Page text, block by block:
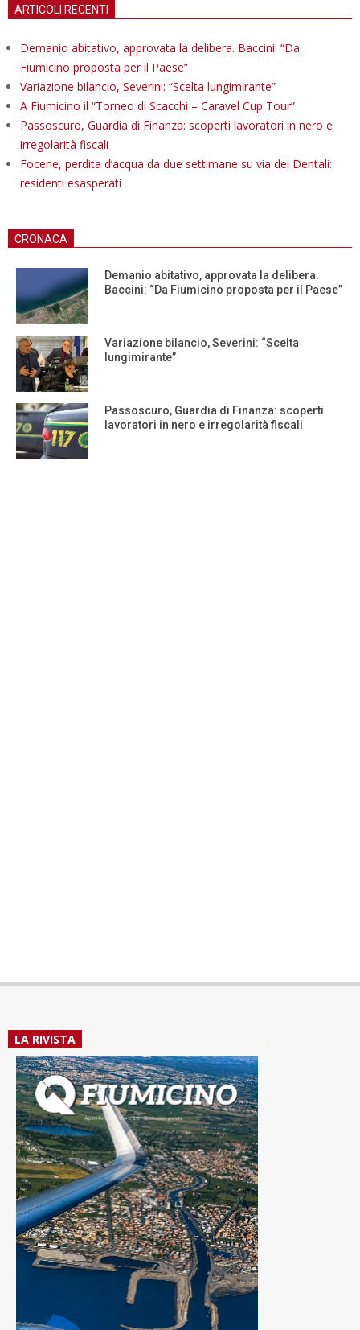
ARTICOLI RECENTI
Demanio abitativo, approvata la delibera. Baccini: “Da
Fiumicino proposta per il Paese”
Variazione bilancio, Severini: “Scelta lungimirante”
A Fiumicino il “Torneo di Scacchi – Caravel Cup Tour”
Passoscuro, Guardia di Finanza: scoperti lavoratori in nero e
irregolarità fiscali
Focene, perdita d’acqua da due settimane su via dei Dentali:
residenti esasperati
CRONACA
Demanio abitativo, approvata la delibera.
Baccini: “Da Fiumicino proposta per il Paese”
Variazione bilancio, Severini: “Scelta
lungimirante”
Passoscuro, Guardia di Finanza: scoperti
lavoratori in nero e irregolarità fiscali
LA RIVISTA